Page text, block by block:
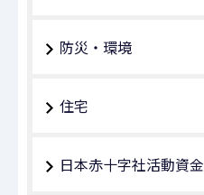
防災・環境
住宅
日本赤十字社活動資金